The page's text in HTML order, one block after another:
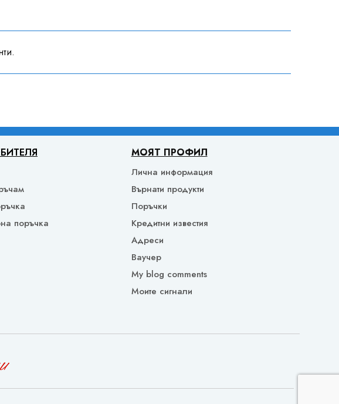
поръчка
МОЯТ ПРОФИЛ
Лична информация
Върнати продукти
Поръчки
Кредитни известия
Адреси
Ваучер
My blog comments
Моите сигнали